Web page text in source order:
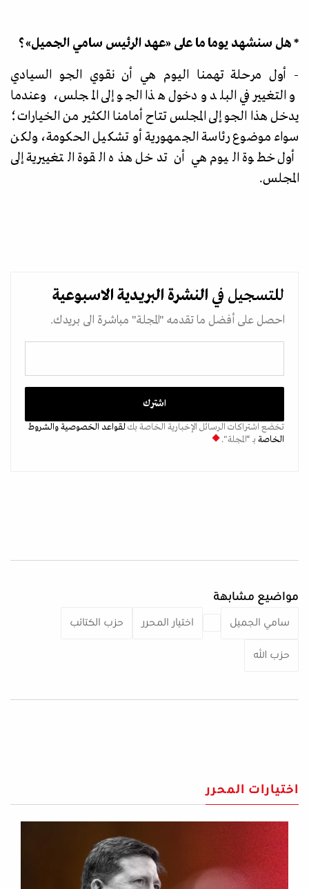
* هل سنشهد يوما ما على «عهد الرئيس سامي الجميل»؟
- أول مرحلة تهمنا اليوم هي أن نقوي الجو السيادي
والتغيير في البلد ودخول هذا الجو إلى المجلس، وعندما
يدخل هذا الجو إلى المجلس تتاح أمامنا الكثير من الخيارات؛
سواء موضوع رئاسة الجمهورية أو تشكيل الحكومة، ولكن
أول خطوة اليوم هي أن تدخل هذه القوة التغييرية إلى
المجلس.
للتسجيل في النشرة البريدية الاسبوعية
احصل على أفضل ما تقدمه "المجلة" مباشرة الى بريدك.
تخضع اشتراكات الرسائل الإخبارية الخاصة بكلقواعد الخصوصيةوالشروط
الخاصة بـ “المجلة".
مواضيع مشابهة
سامي الجميل اختيار المحرر حزب الكتائب
حزب الله
اختيارات المحرر